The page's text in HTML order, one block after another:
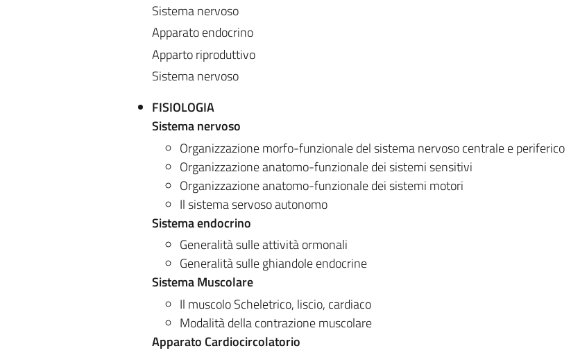
Sistema nervoso
Apparato endocrino
Apparto riproduttivo
Sistema nervoso
FISIOLOGIA
Sistema nervoso
Organizzazione morfo-funzionale del sistema nervoso centrale e periferico
Organizzazione anatomo-funzionale dei sistemi sensitivi
Organizzazione anatomo-funzionale dei sistemi motori
Il sistema servoso autonomo
Sistema endocrino
Generalità sulle attività ormonali
Generalità sulle ghiandole endocrine
Sistema Muscolare
Il muscolo Scheletrico, liscio, cardiaco
Modalità della contrazione muscolare
Apparato Cardiocircolatorio